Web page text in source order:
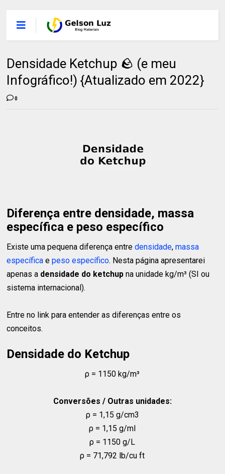
Densidade Ketchup 🪨 (e meu
Infográfico!) {Atualizado em 2022}
0
Diferença entre densidade, massa
específica e peso específico
Existe uma pequena diferença entredensidade,massa
específica epeso específico. Nesta página apresentarei
apenas a densidade do ketchup na unidade kg/m³ (SI ou
sistema internacional).
Entre no link para entender as diferenças entre os
conceitos.
Densidade do Ketchup
ρ = 1150 kg/m³
Conversões / Outras unidades:
ρ = 1,15 g/cm3
ρ = 1,15 g/ml
ρ = 1150 g/L
ρ = 71,792 lb/cu ft